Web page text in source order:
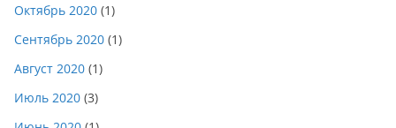
Октябрь 2020 (1)
Сентябрь 2020 (1)
Август 2020 (1)
Июль 2020 (3)